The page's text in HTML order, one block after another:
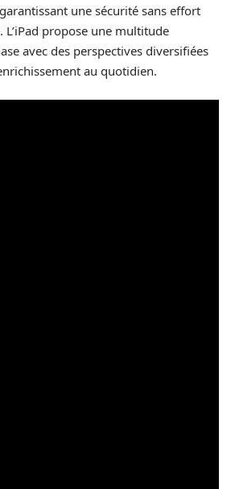
une sécurité sans effort
propose une multitude
avec des perspectives diversifiées
au quotidien.